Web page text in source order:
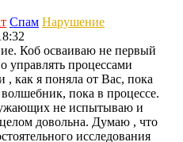
Спам Нарушение
Коб осваиваю не первый
управлять процессами
, как я поняла от Вас, пока
пока в процессе.
не испытываю и
довольна. Думаю , что
исследования